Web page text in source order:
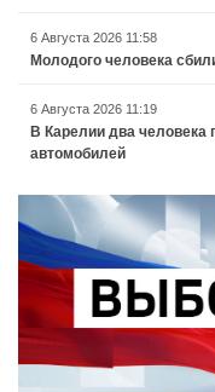
6 Августа 2026 11:58
Молодого человека
6 Августа 2026 11:19
В Карелии два человека
автомобилей